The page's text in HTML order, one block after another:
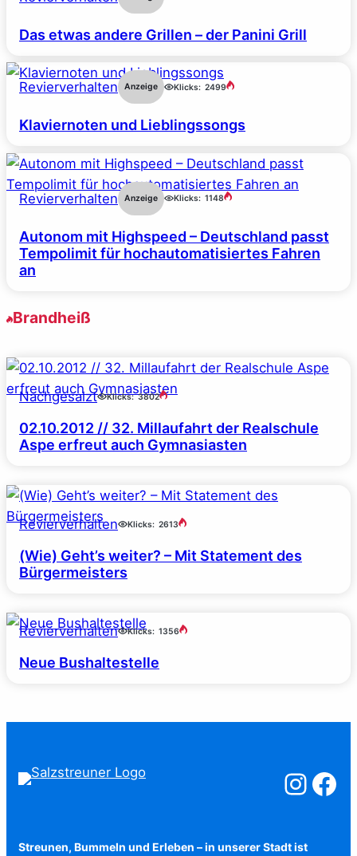
Das etwas andere Grillen – der Panini Grill
Revierverhalten Anzeige Klicks: 2499
Klaviernoten und Lieblingssongs
Revierverhalten Anzeige Klicks: 1148
Autonom mit Highspeed – Deutschland passt
Tempolimit für hochautomatisiertes Fahren
an
Brandheiß
Nachgesalzt Klicks: 3802
02.10.2012 // 32. Millaufahrt der Realschule
Aspe erfreut auch Gymnasiasten
Revierverhalten Klicks: 2613
(Wie) Geht’s weiter? – Mit Statement des
Bürgermeisters
Revierverhalten Klicks: 1356
Neue Bushaltestelle
Salzstreuner
Streunen, Bummeln und Erleben – in unserer Stadt ist